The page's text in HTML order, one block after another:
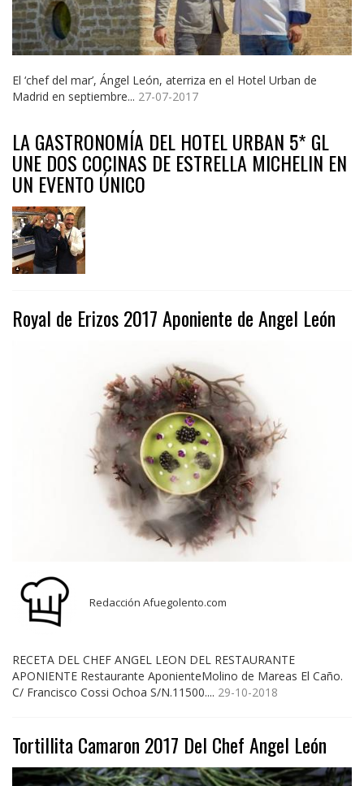
El ‘chef del mar’, Ángel León, aterriza en el Hotel Urban de
Madrid en septiembre... 27-07-2017
LA GASTRONOMÍA DEL HOTEL URBAN 5* GL
UNE DOS COCINAS DE ESTRELLA MICHELIN EN
UN EVENTO ÚNICO
Royal de Erizos 2017 Aponiente de Angel León
Redacción Afuegolento.com
RECETA DEL CHEF ANGEL LEON DEL RESTAURANTE
APONIENTE Restaurante AponienteMolino de Mareas El Caño.
C/ Francisco Cossi Ochoa S/N.11500.... 29-10-2018
Tortillita Camaron 2017 Del Chef Angel León